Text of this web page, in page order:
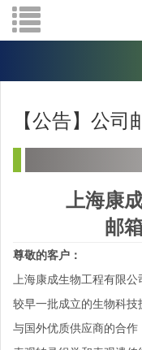
【公告】公司
上海康
邮
尊敬的客户：
上海康成生物工程有限
较早一批成立的生物科技
与国外优质供应商的合作